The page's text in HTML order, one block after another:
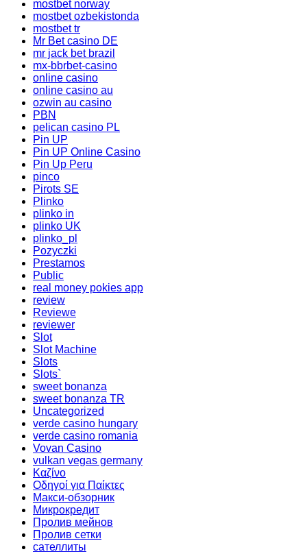
mostbet norway
mostbet ozbekistonda
mostbet tr
Mr Bet casino DE
mr jack bet brazil
mx-bbrbet-casino
online casino
online casino au
ozwin au casino
PBN
pelican casino PL
Pin UP
Pin UP Online Casino
Pin Up Peru
pinco
Pirots SE
Plinko
plinko in
plinko UK
plinko_pl
Pozyczki
Prestamos
Public
real money pokies app
review
Reviewe
reviewer
Slot
Slot Machine
Slots
Slots`
sweet bonanza
sweet bonanza TR
Uncategorized
verde casino hungary
verde casino romania
Vovan Casino
vulkan vegas germany
Καζίνο
Οδηγοί για Παίκτες
Макси-обзорник
Микрокредит
Пролив мейнов
Пролив сетки
сателлиты